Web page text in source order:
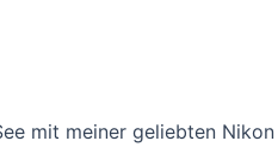
mit meiner geliebten